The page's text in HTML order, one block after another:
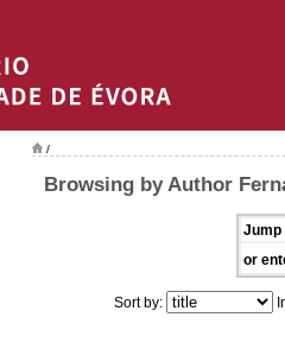
/
Browsing by Author
Jump
or
Sort by: